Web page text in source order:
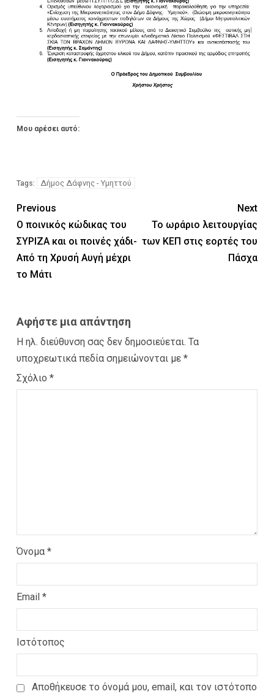
Μου αρέσει αυτό:
Tags: Δήμος Δάφνης - Υμηττού
Previous
O ποινικός κώδικας του
ΣΥΡΙΖΑ και οι ποινές χάδι-
Από τη Χρυσή Αυγή μέχρι
το Μάτι
Next
Το ωράριο λειτουργίας
των ΚΕΠ στις εορτές του
Πάσχα
Αφήστε μια απάντηση
Η ηλ. διεύθυνση σας δεν δημοσιεύεται. Τα
υποχρεωτικά πεδία σημειώνονται με *
Σχόλιο *
Όνομα *
Email *
Ιστότοπος
Αποθήκευσε το όνομά μου, email, και τον ιστότοπο